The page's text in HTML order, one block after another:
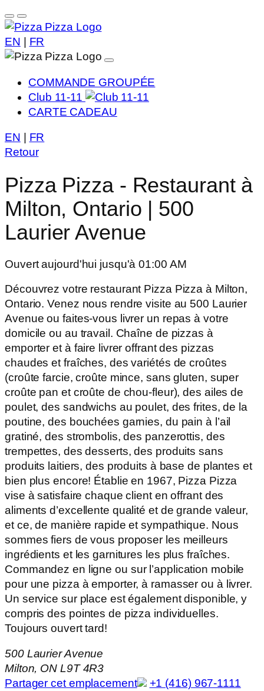
EN FR
COMMANDE GROUPÉE
Club 11-11
CARTE CADEAU
EN
FR
Retour
Pizza Pizza - Restaurant à
Milton, Ontario | 500
Laurier Avenue
Ouvert aujourd'hui jusqu'à 01:00 AM
Découvrez votre restaurant Pizza Pizza à Milton,
Ontario. Venez nous rendre visite au 500 Laurier
Avenue ou faites-vous livrer un repas à votre
domicile ou au travail. Chaîne de pizzas à
emporter et à faire livrer offrant des pizzas
chaudes et fraîches, des variétés de croûtes
(croûte farcie, croûte mince, sans gluten, super
croûte pan et croûte de chou-fleur), des ailes de
poulet, des sandwichs au poulet, des frites, de la
poutine, des bouchées garnies, du pain à l’ail
gratiné, des strombolis, des panzerottis, des
trempettes, des desserts, des produits sans
produits laitiers, des produits à base de plantes et
bien plus encore! Établie en 1967, Pizza Pizza
vise à satisfaire chaque client en offrant des
aliments d’excellente qualité et de grande valeur,
et ce, de manière rapide et sympathique. Nous
sommes fiers de vous proposer les meilleurs
ingrédients et les garnitures les plus fraîches.
Commandez en ligne ou sur l’application mobile
pour une pizza à emporter, à ramasser ou à livrer.
Un service sur place est également disponible, y
compris des pointes de pizza individuelles.
Toujours ouvert tard!
500 Laurier Avenue
Milton, ON L9T 4R3
Partager cet emplacement
+1 (416) 967-1111